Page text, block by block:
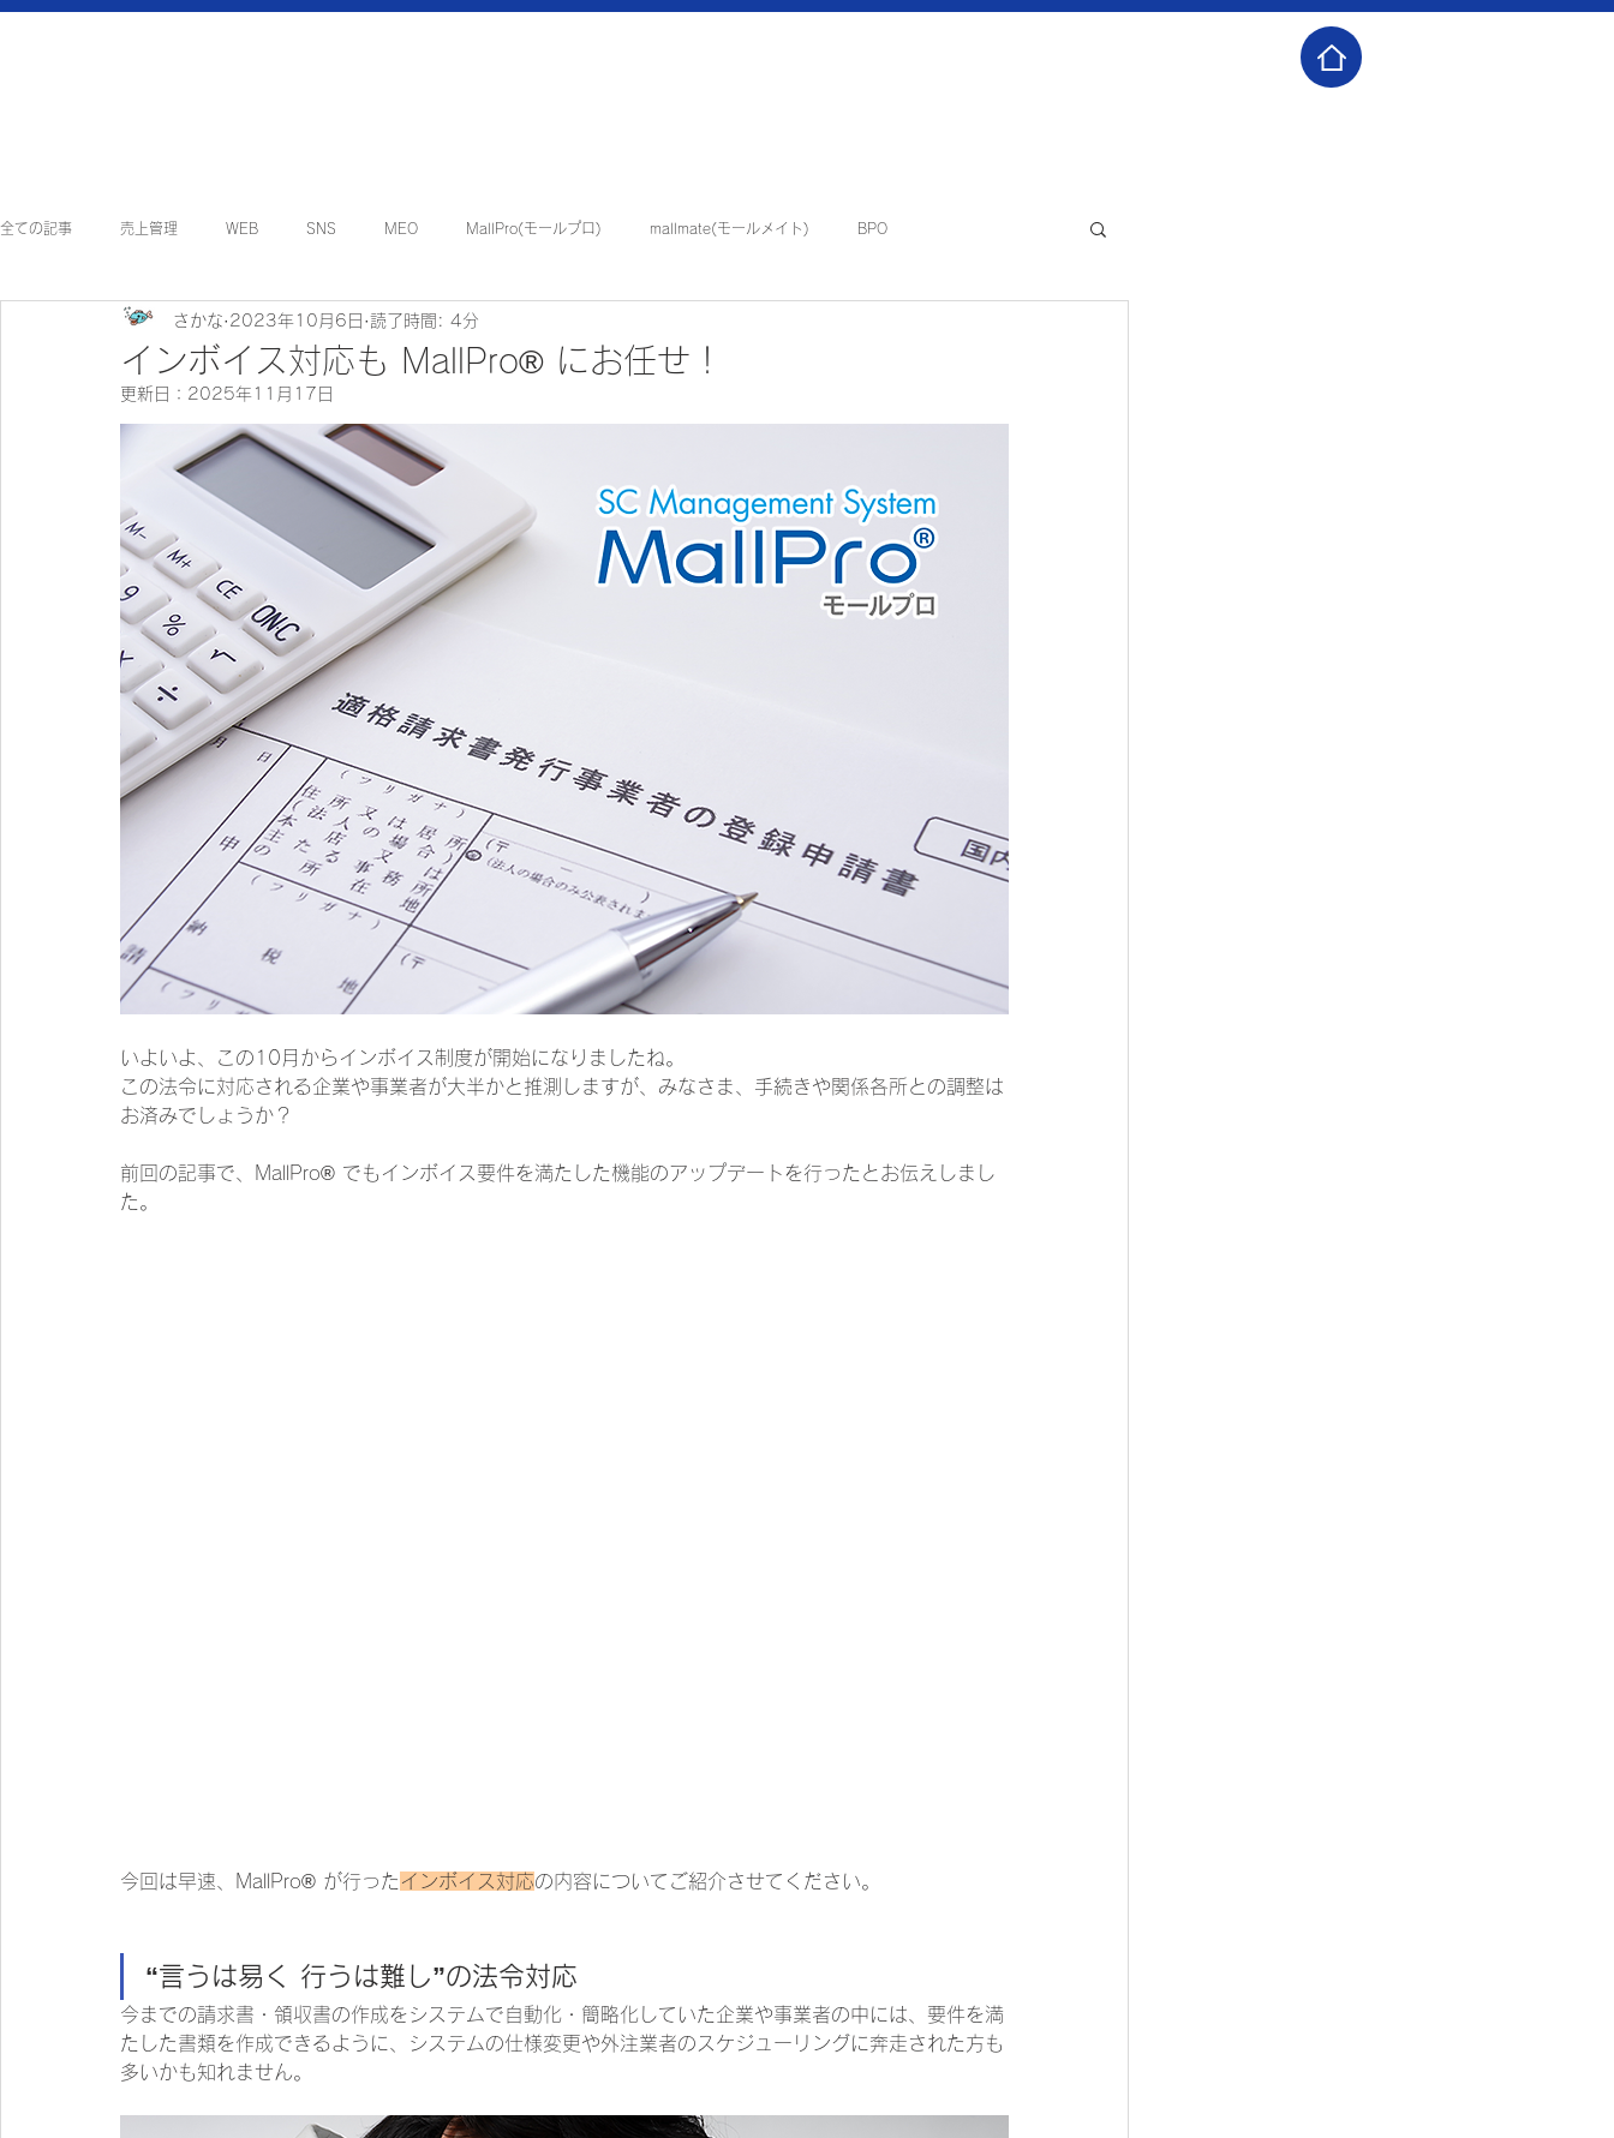
全ての記事 売上管理 WEB SNS MEO MallPro(モールプロ) mallmate(モールメイト) BPO
地方創生・地域貢献 インフォメーション マルチアシスタント
インボイス対応も MallPro® にお任せ！
さかな 2023年10月6日 読了時間: 4分
更新日： 2025年11月17日
いよいよ、この10月からインボイス制度が開始になりましたね。
この法令に対応される企業や事業者が大半かと推測しますが、みなさま、手続きや関係各所との調整は
お済みでしょうか？
前回の記事で、MallPro® でもインボイス要件を満たした機能のアップデートを行ったとお伝えしまし
た。
今回は早速、MallPro® が行った インボイス対応の内容についてご紹介させてください。
“言うは易く 行うは難し”の法令対応
今までの請求書・領収書の作成をシステムで自動化・簡略化していた企業や事業者の中には、要件を満
たした書類を作成できるように、システムの仕様変更や外注業者のスケジューリングに奔走された方も
多いかも知れません。